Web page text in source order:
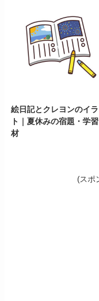
絵日記とクレヨンのイ
ト｜夏休みの宿題・学
材
(スポ